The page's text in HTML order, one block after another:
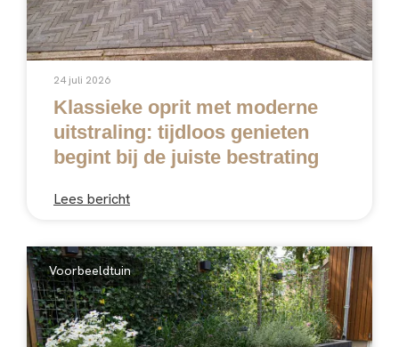
24 juli 2026
Klassieke oprit met moderne
uitstraling: tijdloos genieten
begint bij de juiste bestrating
Lees bericht
Voorbeeldtuin